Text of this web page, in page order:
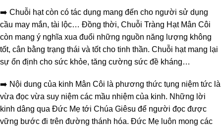
➡️ Chuỗi hạt còn có tác dụng mang đến cho người sử dụng
cầu may mắn, tài lộc… Đồng thời, Chuỗi Tràng Hạt Mân Côi
còn mang ý nghĩa xua đuổi những nguồn năng lượng không
tốt, cân bằng trạng thái và tốt cho tinh thần. Chuỗi hạt mang lại
sự ổn định cho sức khỏe, tăng cường sức đề kháng…
➡️ Nội dung của kinh Mân Côi là phương thức tụng niệm tức là
vừa đọc vừa suy niệm các mầu nhiệm của kinh. Những lời
kinh dâng qua Đức Mẹ tới Chúa Giêsu để người đọc được
vững bước đi trên đường thánh hóa. Đức Mẹ luôn mong các